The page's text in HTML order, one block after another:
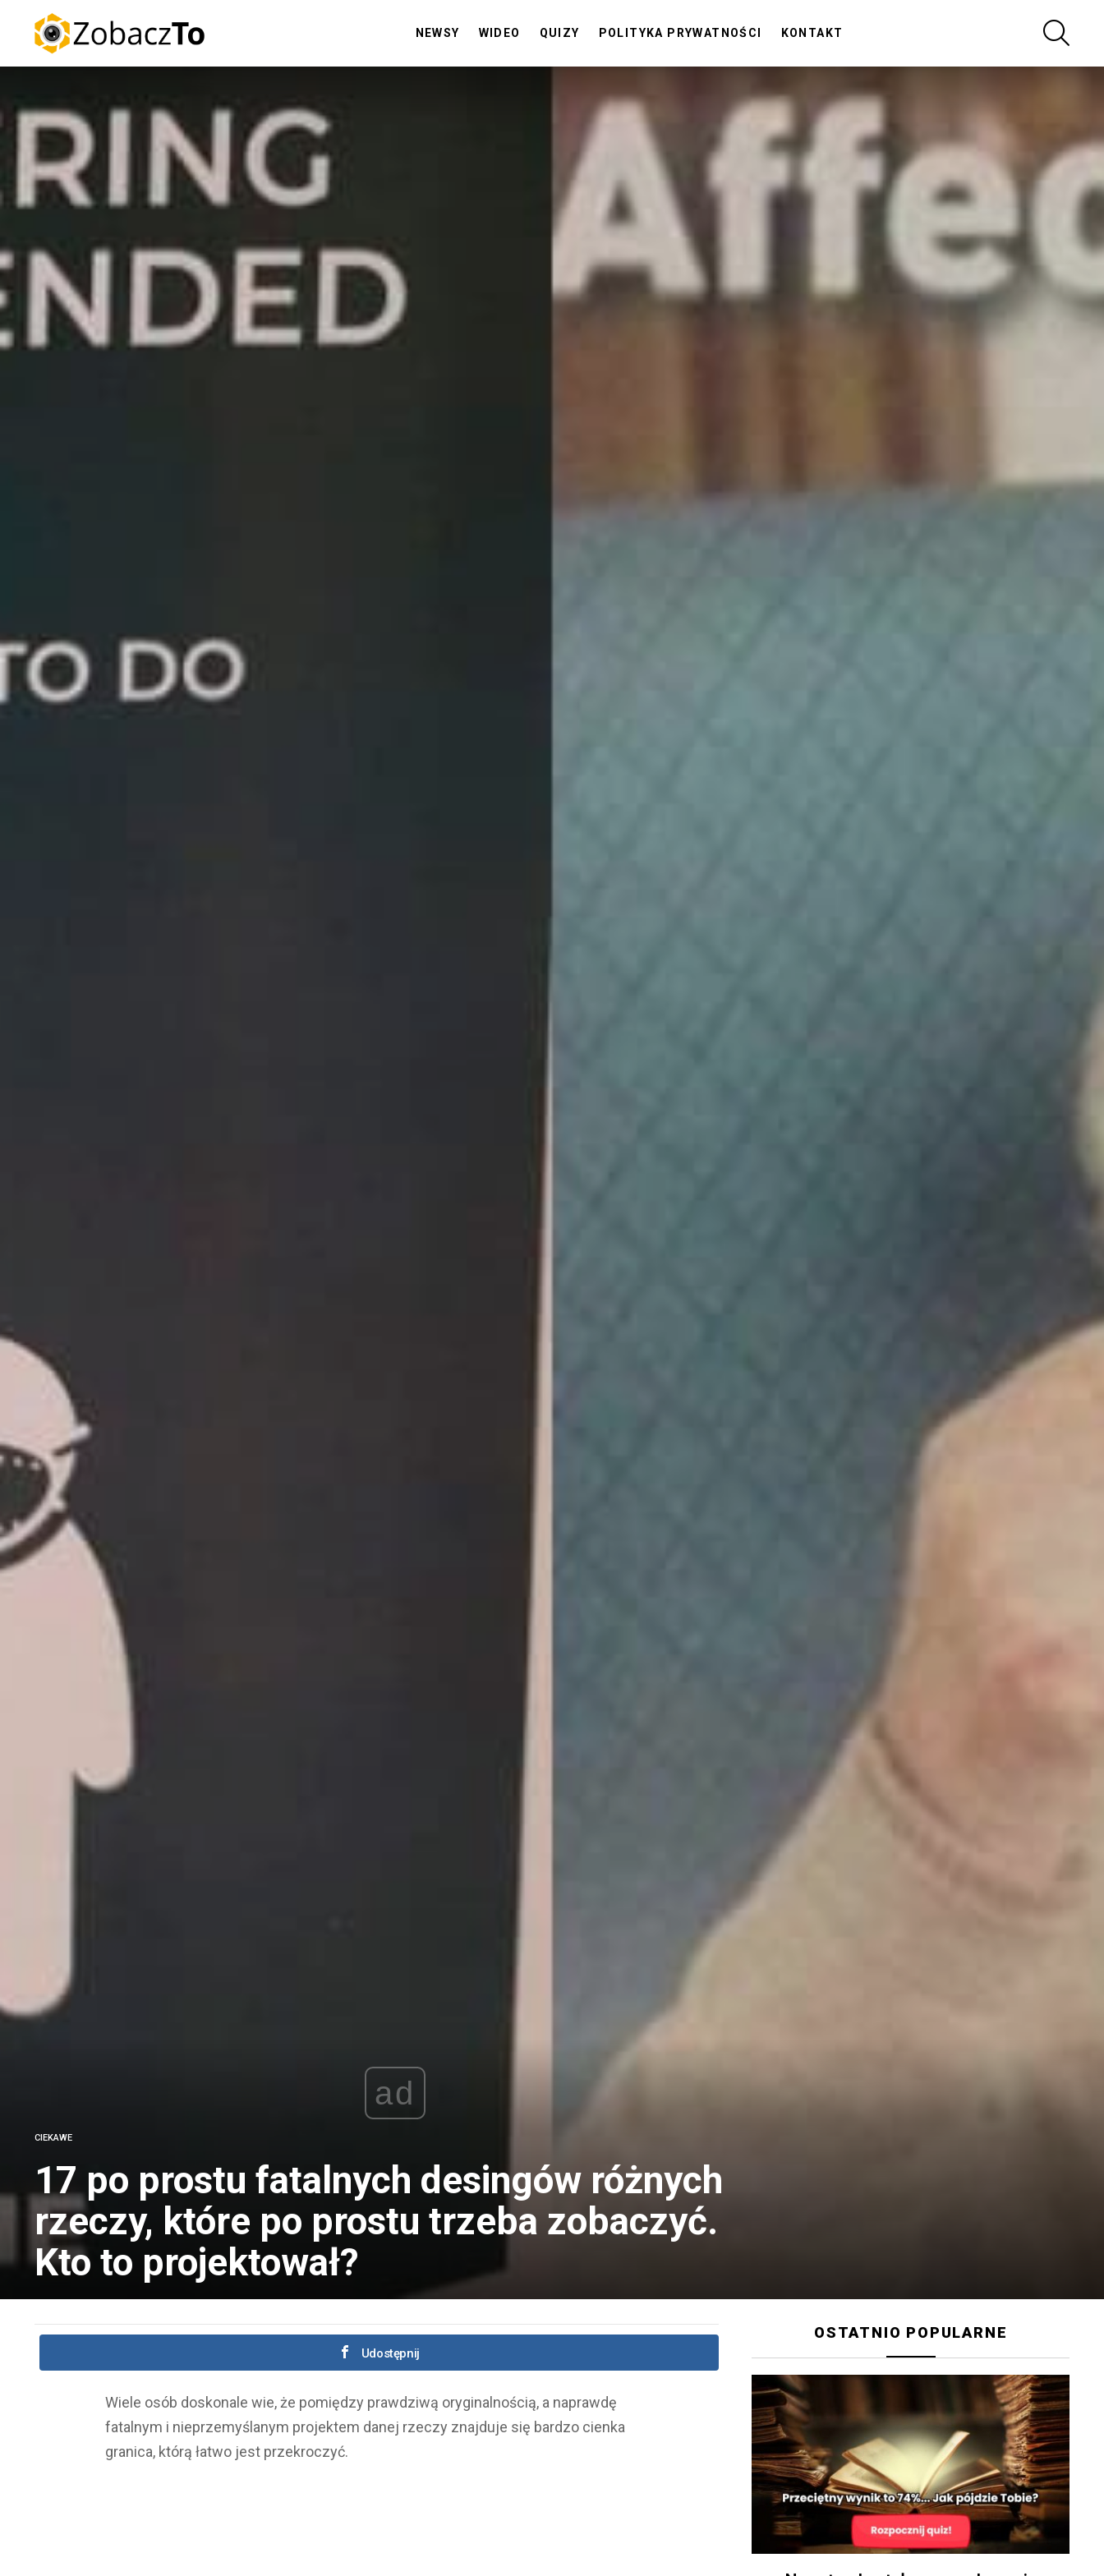
NEWSY WIDEO QUIZY POLITYKA PRYWATNOŚCI KONTAKT
ad
CIEKAWE
17 po prostu fatalnych desingów różnych
rzeczy, które po prostu trzeba zobaczyć.
Kto to projektował?
Udostępnij
Wiele osób doskonale wie, że pomiędzy prawdziwą oryginalnością, a naprawdę
fatalnym i nieprzemyślanym projektem danej rzeczy znajduje się bardzo cienka
granica, którą łatwo jest przekroczyć.
OSTATNIO POPULARNE